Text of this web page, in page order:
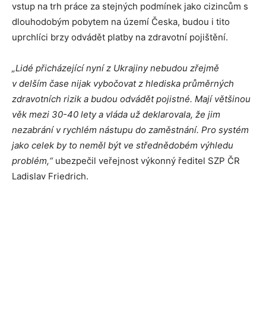
vstup na trh práce za stejných podmínek jako cizincům s
dlouhodobým pobytem na území Česka, budou i tito
uprchlíci brzy odvádět platby na zdravotní pojištění.
„Lidé přicházející nyní z Ukrajiny nebudou zřejmě
v delším čase nijak vybočovat z hlediska průměrných
zdravotních rizik a budou odvádět pojistné. Mají většinou
věk mezi 30-40 lety a vláda už deklarovala, že jim
nezabrání v rychlém nástupu do zaměstnání. Pro systém
jako celek by to neměl být ve střednědobém výhledu
problém,“ubezpečil veřejnost výkonný ředitel SZP ČR
Ladislav Friedrich.